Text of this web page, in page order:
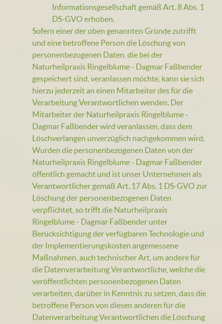
Informationsgesellschaft gemäß Art. 8 Abs. 1
DS-GVO erhoben.
Sofern einer der oben genannten Gründe zutrifft
und eine betroffene Person die Löschung von
personenbezogenen Daten, die bei der
Naturheilpraxis Ringelblume - Dagmar Faßbender
gespeichert sind, veranlassen möchte, kann sie sich
hierzu jederzeit an einen Mitarbeiter des für die
Verarbeitung Verantwortlichen wenden. Der
Mitarbeiter der Naturheilpraxis Ringelblume -
Dagmar Faßbender wird veranlassen, dass dem
Löschverlangen unverzüglich nachgekommen wird.
Wurden die personenbezogenen Daten von der
Naturheilpraxis Ringelblume - Dagmar Faßbender
öffentlich gemacht und ist unser Unternehmen als
Verantwortlicher gemäß Art. 17 Abs. 1 DS-GVO zur
Löschung der personenbezogenen Daten
verpflichtet, so trifft die Naturheilpraxis
Ringelblume - Dagmar Faßbender unter
Berücksichtigung der verfügbaren Technologie und
der Implementierungskosten angemessene
Maßnahmen, auch technischer Art, um andere für
die Datenverarbeitung Verantwortliche, welche die
veröffentlichten personenbezogenen Daten
verarbeiten, darüber in Kenntnis zu setzen, dass die
betroffene Person von diesen anderen für die
Datenverarbeitung Verantwortlichen die Löschung